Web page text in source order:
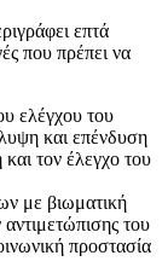
επτά
που πρέπει να
ελέγχου του
και επένδυση
τον έλεγχο του
με βιωματική
του
προστασία